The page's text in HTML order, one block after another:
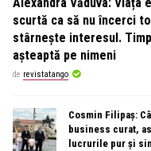
scurtă ca să nu încerci
stârnește interesul.
așteaptă pe nimeni
de revistatango
Cosmin Filipaș:
business curat,
lucrurile pur și